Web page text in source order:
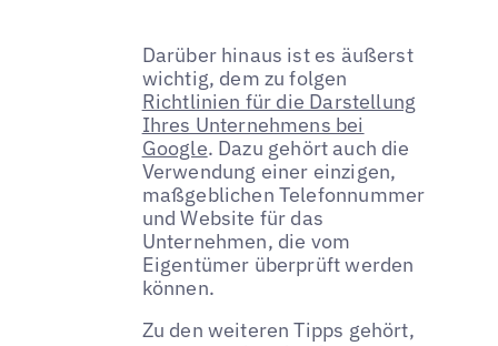
Darüber hinaus ist es äußerst
wichtig, dem zu folgen
Richtlinien für die Darstellung
Ihres Unternehmens bei
Google. Dazu gehört auch die
Verwendung einer einzigen,
maßgeblichen Telefonnummer
und Website für das
Unternehmen, die vom
Eigentümer überprüft werden
können.
Zu den weiteren Tipps gehört,